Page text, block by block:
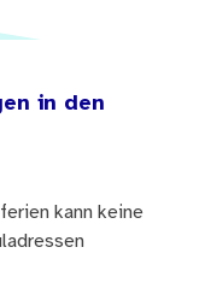
in den
kann keine